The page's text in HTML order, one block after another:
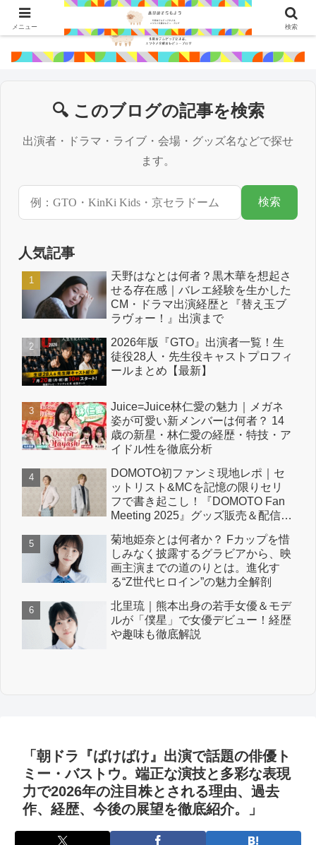
🔍 このブログの記事を検索
出演者・ドラマ・ライブ・会場・グッズ名などで探せ
ます。
検索
人気記事
天野はなとは何者？黒木華を想起さ
せる存在感｜バレエ経験を生かした
CM・ドラマ出演経歴と『替え玉ブ
ラヴォー！』出演まで
2026年版『GTO』出演者一覧！生
徒役28人・先生役キャストプロフィ
ールまとめ【最新】
Juice=Juice林仁愛の魅力｜メガネ
姿が可愛い新メンバーは何者？ 14
歳の新星・林仁愛の経歴・特技・ア
イドル性を徹底分析
DOMOTO初ファンミ現地レポ｜セ
ットリスト&MCを記憶の限りセリ
フで書き起こし！『DOMOTO Fan
Meeting 2025』グッズ販売＆配信情
菊地姫奈とは何者か？ Fカップを惜
しみなく披露するグラビアから、映
画主演までの道のりとは。進化す
る“Z世代ヒロイン”の魅力全解剖
北里琉｜熊本出身の若手女優＆モデ
ルが「僕星」で女優デビュー！経歴
や趣味も徹底解説
「朝ドラ『ばけばけ』出演で話題の俳優ト
ミー・バストウ。端正な演技と多彩な表現
力で2026年の注目株とされる理由、過去
作、経歴、今後の展望を徹底紹介。」
メニュー 検索